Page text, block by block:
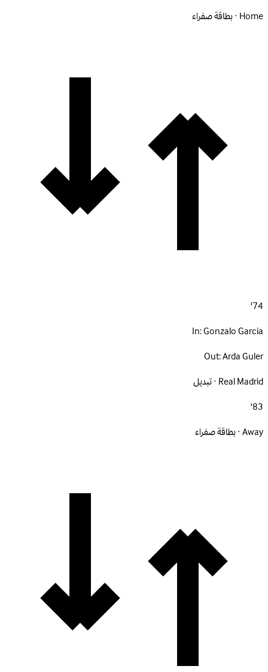
Home · بطاقة صفراء
74'
In:Gonzalo Garcia
Out:Arda Guler
Real Madrid · تبديل
83'
Away · بطاقة صفراء